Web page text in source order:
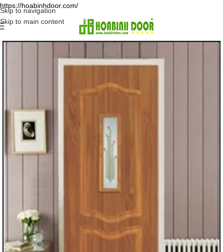
https://hoabinhdoor.com/
Skip to navigation
Skip to main content